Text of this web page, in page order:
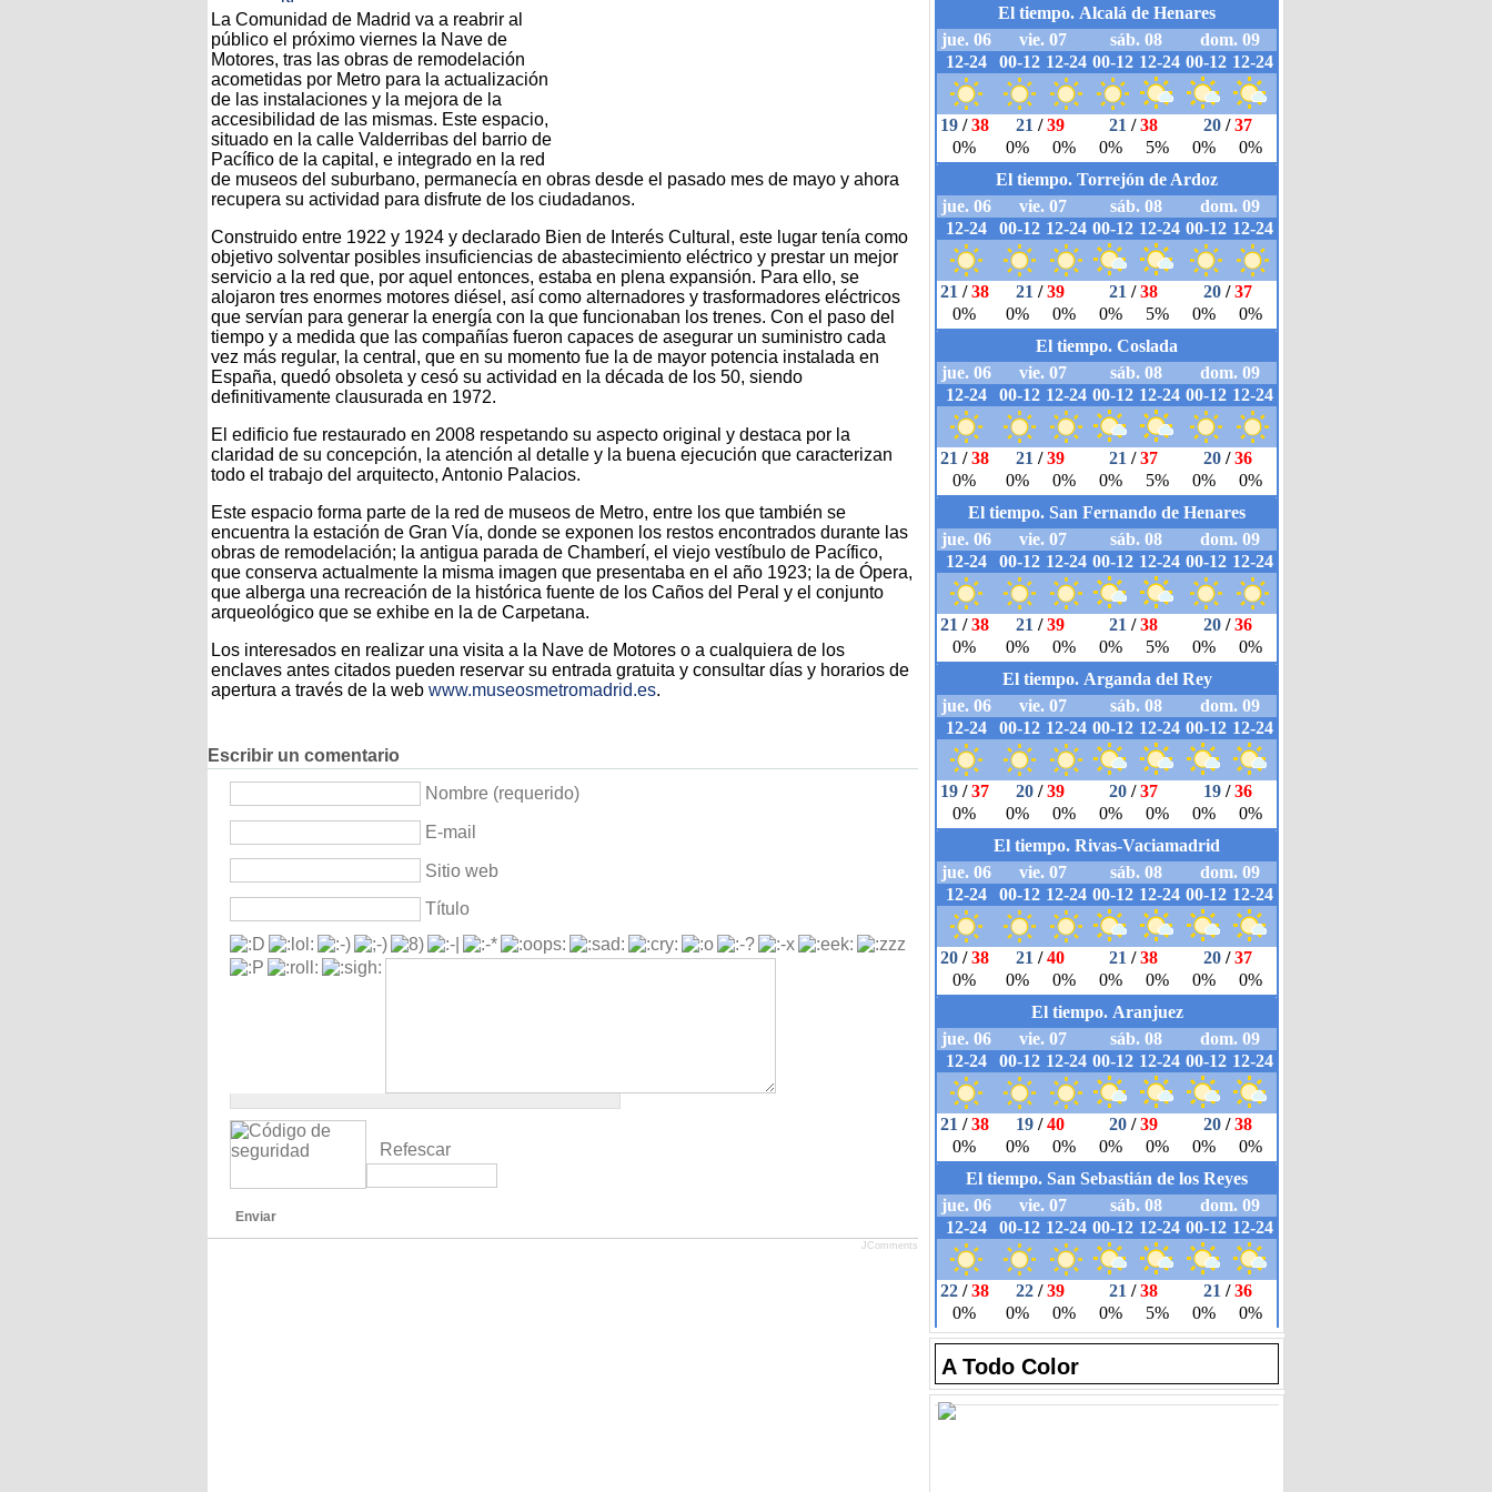
La Comunidad de Madrid va a reabrir al
público el próximo viernes la Nave de
Motores, tras las obras de remodelación
acometidas por Metro para la actualización
de las instalaciones y la mejora de la
accesibilidad de las mismas. Este espacio,
situado en la calle Valderribas del barrio de
Pacífico de la capital, e integrado en la red
de museos del suburbano, permanecía en obras desde el pasado mes de mayo y ahora
recupera su actividad para disfrute de los ciudadanos.
Construido entre 1922 y 1924 y declarado Bien de Interés Cultural, este lugar tenía como
objetivo solventar posibles insuficiencias de abastecimiento eléctrico y prestar un mejor
servicio a la red que, por aquel entonces, estaba en plena expansión. Para ello, se
alojaron tres enormes motores diésel, así como alternadores y trasformadores eléctricos
que servían para generar la energía con la que funcionaban los trenes. Con el paso del
tiempo y a medida que las compañías fueron capaces de asegurar un suministro cada
vez más regular, la central, que en su momento fue la de mayor potencia instalada en
España, quedó obsoleta y cesó su actividad en la década de los 50, siendo
definitivamente clausurada en 1972.
El edificio fue restaurado en 2008 respetando su aspecto original y destaca por la
claridad de su concepción, la atención al detalle y la buena ejecución que caracterizan
todo el trabajo del arquitecto, Antonio Palacios.
Este espacio forma parte de la red de museos de Metro, entre los que también se
encuentra la estación de Gran Vía, donde se exponen los restos encontrados durante las
obras de remodelación; la antigua parada de Chamberí, el viejo vestíbulo de Pacífico,
que conserva actualmente la misma imagen que presentaba en el año 1923; la de Ópera,
que alberga una recreación de la histórica fuente de los Caños del Peral y el conjunto
arqueológico que se exhibe en la de Carpetana.
Los interesados en realizar una visita a la Nave de Motores o a cualquiera de los
enclaves antes citados pueden reservar su entrada gratuita y consultar días y horarios de
apertura a través de la web www.museosmetromadrid.es.
Escribir un comentario
Nombre (requerido)
E-mail
Sitio web
Título
Refescar
Enviar
JComments
A Todo Color